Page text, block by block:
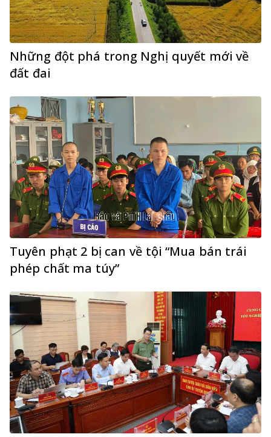
Những đột phá trong Nghị quyết mới về
đất đai
Tuyên phạt 2 bị can về tội “Mua bán trái
phép chất ma túy”